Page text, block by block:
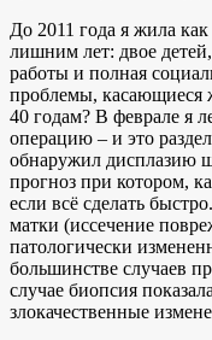
До 2011 года я жила
лишним лет: двое
работы и полная
проблемы, касающиеся
40 годам? В феврале я
операцию – и это
обнаружил дисплазию
прогноз при котором,
если всё сделать
матки (иссечение
патологически
большинстве случаев
случае биопсия
злокачественные